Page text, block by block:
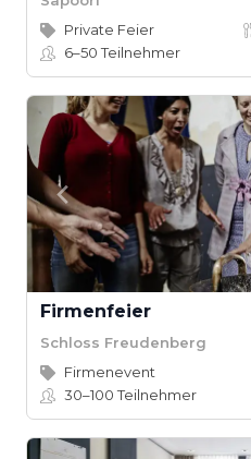
Private Feier
6–50Teilnehmer
Firmenfeier
Schloss Freudenberg
Firmenevent
30–100Teilnehmer